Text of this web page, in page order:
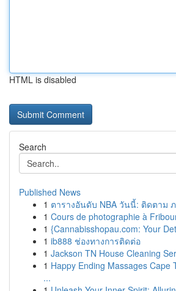
HTML is disabled
Search
Published News
1 ตารางอันดับ NBA วันนี้: ติดตาม
1 Cours de photographie à
1 {Cannabisshopau.com: Your
1 ib888 ช่องทางการติดต่อ
1 Jackson TN House Cleaning
1 Happy Ending Massages Cape
...